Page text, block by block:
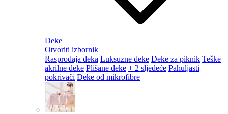
Deke
Otvoriti izbornik
Rasprodaja deka Luksuzne deke Deke za piknik Teške
akrilne deke Plišane deke + 2 sljedeće Pahuljasti
pokrivači Deke od mikrofibre